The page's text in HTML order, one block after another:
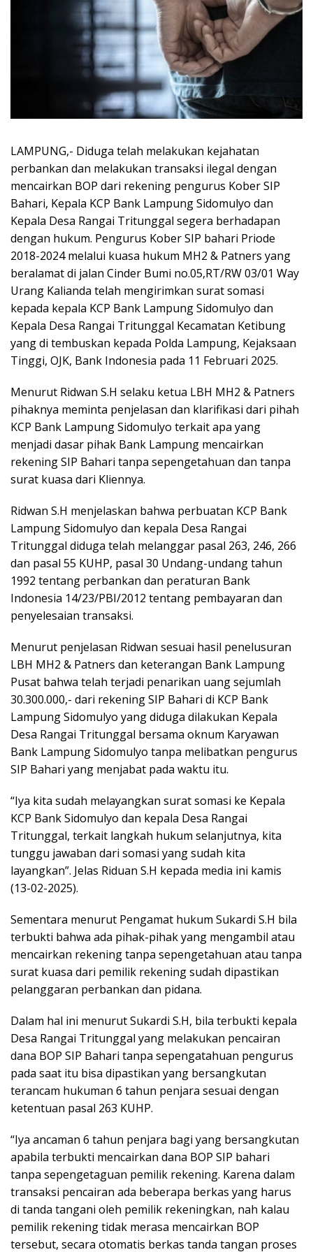
LAMPUNG,- Diduga telah melakukan kejahatan
perbankan dan melakukan transaksi ilegal dengan
mencairkan BOP dari rekening pengurus Kober SIP
Bahari, Kepala KCP Bank Lampung Sidomulyo dan
Kepala Desa Rangai Tritunggal segera berhadapan
dengan hukum. Pengurus Kober SIP bahari Priode
2018-2024 melalui kuasa hukum MH2 & Patners yang
beralamat di jalan Cinder Bumi no.05,RT/RW 03/01 Way
Urang Kalianda telah mengirimkan surat somasi
kepada kepala KCP Bank Lampung Sidomulyo dan
Kepala Desa Rangai Tritunggal Kecamatan Ketibung
yang di tembuskan kepada Polda Lampung, Kejaksaan
Tinggi, OJK, Bank Indonesia pada 11 Februari 2025.
Menurut Ridwan S.H selaku ketua LBH MH2 & Patners
pihaknya meminta penjelasan dan klarifikasi dari pihah
KCP Bank Lampung Sidomulyo terkait apa yang
menjadi dasar pihak Bank Lampung mencairkan
rekening SIP Bahari tanpa sepengetahuan dan tanpa
surat kuasa dari Kliennya.
Ridwan S.H menjelaskan bahwa perbuatan KCP Bank
Lampung Sidomulyo dan kepala Desa Rangai
Tritunggal diduga telah melanggar pasal 263, 246, 266
dan pasal 55 KUHP, pasal 30 Undang-undang tahun
1992 tentang perbankan dan peraturan Bank
Indonesia 14/23/PBI/2012 tentang pembayaran dan
penyelesaian transaksi.
Menurut penjelasan Ridwan sesuai hasil penelusuran
LBH MH2 & Patners dan keterangan Bank Lampung
Pusat bahwa telah terjadi penarikan uang sejumlah
30.300.000,- dari rekening SIP Bahari di KCP Bank
Lampung Sidomulyo yang diduga dilakukan Kepala
Desa Rangai Tritunggal bersama oknum Karyawan
Bank Lampung Sidomulyo tanpa melibatkan pengurus
SIP Bahari yang menjabat pada waktu itu.
“Iya kita sudah melayangkan surat somasi ke Kepala
KCP Bank Sidomulyo dan kepala Desa Rangai
Tritunggal, terkait langkah hukum selanjutnya, kita
tunggu jawaban dari somasi yang sudah kita
layangkan”. Jelas Riduan S.H kepada media ini kamis
(13-02-2025).
Sementara menurut Pengamat hukum Sukardi S.H bila
terbukti bahwa ada pihak-pihak yang mengambil atau
mencairkan rekening tanpa sepengetahuan atau tanpa
surat kuasa dari pemilik rekening sudah dipastikan
pelanggaran perbankan dan pidana.
Dalam hal ini menurut Sukardi S.H, bila terbukti kepala
Desa Rangai Tritunggal yang melakukan pencairan
dana BOP SIP Bahari tanpa sepengatahuan pengurus
pada saat itu bisa dipastikan yang bersangkutan
terancam hukuman 6 tahun penjara sesuai dengan
ketentuan pasal 263 KUHP.
“Iya ancaman 6 tahun penjara bagi yang bersangkutan
apabila terbukti mencairkan dana BOP SIP bahari
tanpa sepengetaguan pemilik rekening. Karena dalam
transaksi pencairan ada beberapa berkas yang harus
di tanda tangani oleh pemilik rekeningkan, nah kalau
pemilik rekening tidak merasa mencairkan BOP
tersebut, secara otomatis berkas tanda tangan proses